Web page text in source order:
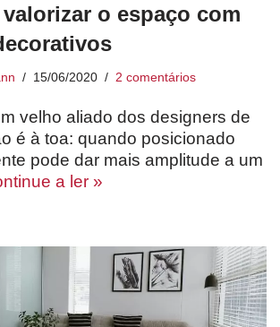
o espaço com
15/06/2020 2 comentários
velho aliado dos designers de
é à toa: quando posicionado
pode dar mais amplitude a um
a ler »